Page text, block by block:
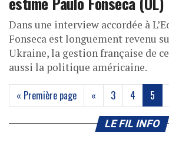
Dans une interview accordée à
Fonseca est longuement revenu
Ukraine, la gestion française de
aussi la politique américaine.
« Première page « 3 4 5
LE FIL INFO